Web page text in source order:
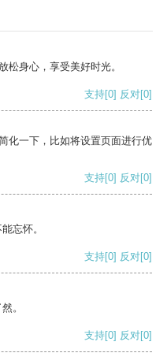
松身心，享受美好时光。
支持[0] 反对[0]
化一下，比如将设置页面进行优
支持[0] 反对[0]
忘怀。
支持[0] 反对[0]
。
支持[0] 反对[0]